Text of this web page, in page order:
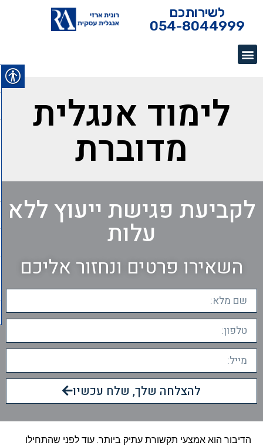
לשירותכם
054-8044999
לימוד אנגלית
מדוברת
לקביעת פגישת ייעוץ ללא
עלות
השאירו פרטים ונחזור אליכם
להצלחה שלך, שלח עכשיו
הדיבור הוא אמצעי תקשורת עתיק ביותר. עוד לפני שהתחילו